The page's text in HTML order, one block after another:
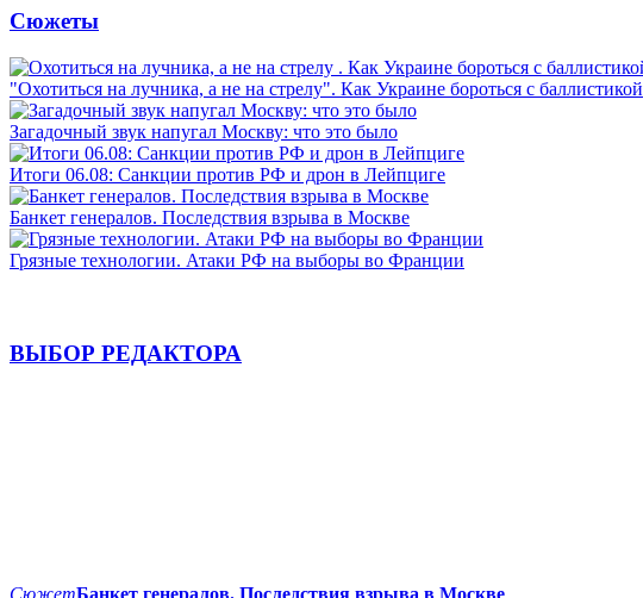
Сюжеты
"Охотиться на лучника, а не на стрелу". Как Украине бороться с баллистикой
Загадочный звук напугал Москву: что это было
Итоги 06.08: Санкции против РФ и дрон в Лейпциге
Банкет генералов. Последствия взрыва в Москве
Грязные технологии. Атаки РФ на выборы во Франции
ВЫБОР РЕДАКТОРА